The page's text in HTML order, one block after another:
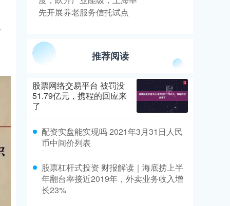
先开展养老服务信托试点
推荐阅读
股票网络交易平台 被罚没
51.79亿元，携程的回应来
了
配资实盘能实现吗 2021年3月31日人民
币中间价列表
股票杠杆式投资 财报解读｜海底捞上半
年翻台率接近2019年，外卖业务收入增
长23%